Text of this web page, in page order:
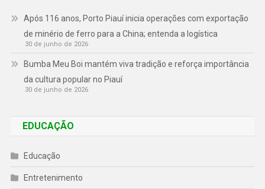
Após 116 anos, Porto Piauí inicia operações com exportação
de minério de ferro para a China; entenda a logística
30 de junho de 2026
Bumba Meu Boi mantém viva tradição e reforça importância
da cultura popular no Piauí
30 de junho de 2026
EDUCAÇÃO
Educação
Entretenimento